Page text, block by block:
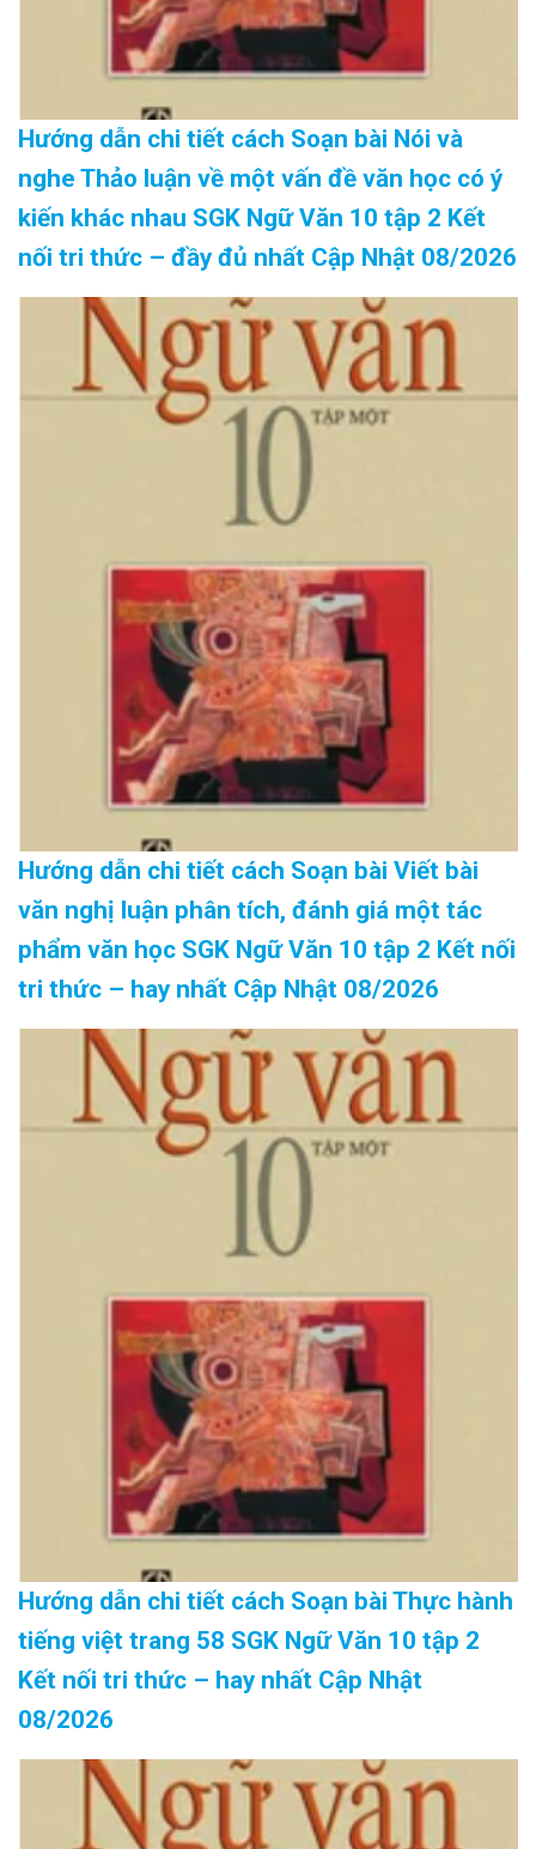
Hướng dẫn chi tiết cách Soạn bài Nói và
nghe Thảo luận về một vấn đề văn học có ý
kiến khác nhau SGK Ngữ Văn 10 tập 2 Kết
nối tri thức – đầy đủ nhất Cập Nhật 08/2026
Hướng dẫn chi tiết cách Soạn bài Viết bài
văn nghị luận phân tích, đánh giá một tác
phẩm văn học SGK Ngữ Văn 10 tập 2 Kết nối
tri thức – hay nhất Cập Nhật 08/2026
Hướng dẫn chi tiết cách Soạn bài Thực hành
tiếng việt trang 58 SGK Ngữ Văn 10 tập 2
Kết nối tri thức – hay nhất Cập Nhật
08/2026